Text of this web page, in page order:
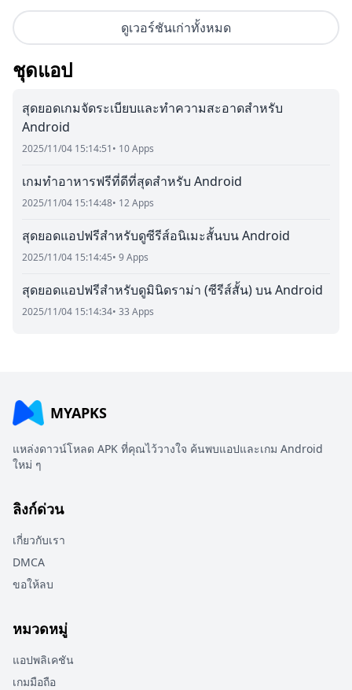
ดูเวอร์ชันเก่าทั้งหมด
ชุดแอป
สุดยอดเกมจัดระเบียบและทำความสะอาดสำหรับ
Android
2025/11/04 15:14:51• 10 Apps
เกมทำอาหารฟรีที่ดีที่สุดสำหรับ Android
2025/11/04 15:14:48• 12 Apps
สุดยอดแอปฟรีสำหรับดูซีรีส์อนิเมะสั้นบน Android
2025/11/04 15:14:45• 9 Apps
สุดยอดแอปฟรีสำหรับดูมินิดราม่า (ซีรีส์สั้น) บน Android
2025/11/04 15:14:34• 33 Apps
MYAPKS
แหล่งดาวน์โหลด APK ที่คุณไว้วางใจ ค้นพบแอปและเกม Android
ใหม่ ๆ
ลิงก์ด่วน
เกี่ยวกับเรา
DMCA
ขอให้ลบ
หมวดหมู่
แอปพลิเคชัน
เกมมือถือ